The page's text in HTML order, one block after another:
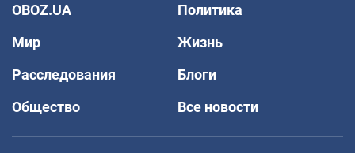
OBOZ.UA
Политика
Мир
Жизнь
Расследования
Блоги
Общество
Все новости